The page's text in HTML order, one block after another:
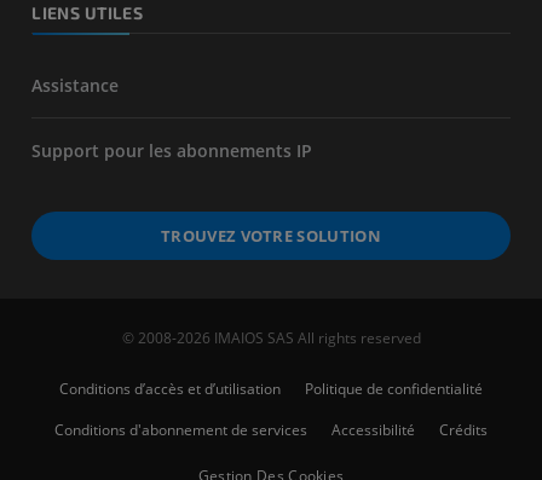
LIENS UTILES
Assistance
Support pour les abonnements IP
TROUVEZ VOTRE SOLUTION
© 2008-2026 IMAIOS SAS All rights reserved
Conditions d’accès et d’utilisation
Politique de confidentialité
Conditions d'abonnement de services
Accessibilité Crédits
Gestion Des Cookies